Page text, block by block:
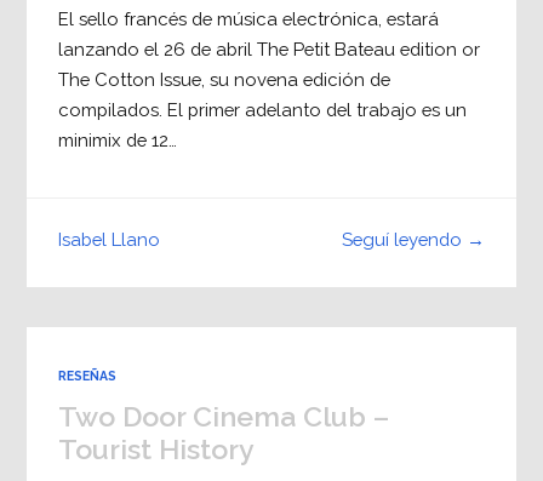
El sello francés de música electrónica, estará
lanzando el 26 de abril The Petit Bateau edition or
The Cotton Issue, su novena edición de
compilados. El primer adelanto del trabajo es un
minimix de 12…
Seguí leyendo →
Isabel Llano
RESEÑAS
Two Door Cinema Club –
Tourist History